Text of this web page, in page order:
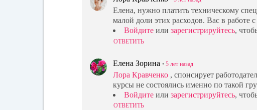
Елена, нужно платить техническому
малой доли этих расходов. Вас в работе
Войдите или зарегистрируйтесь,
ОТВЕТИТЬ
Елена Зорина • 5 лет назад
Лора Кравченко , спонсирует
курсы не состоялись именно по такой
Войдите или зарегистрируйтесь,
ОТВЕТИТЬ